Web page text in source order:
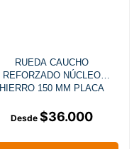
RUEDA CAUCHO
REFORZADO NÚCLEO
HIERRO 150 MM PLACA
$36.000